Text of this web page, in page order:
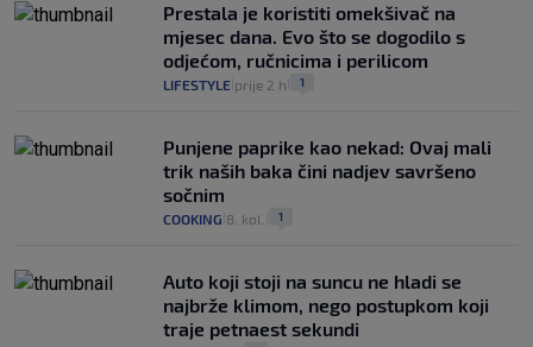
Prestala je koristiti omekšivač na
mjesec dana. Evo što se dogodilo s
odjećom, ručnicima i perilicom
LIFESTYLE prije 2 h 1
Punjene paprike kao nekad: Ovaj mali
trik naših baka čini nadjev savršeno
sočnim
COOKING 8. kol. 1
Auto koji stoji na suncu ne hladi se
najbrže klimom, nego postupkom koji
traje petnaest sekundi